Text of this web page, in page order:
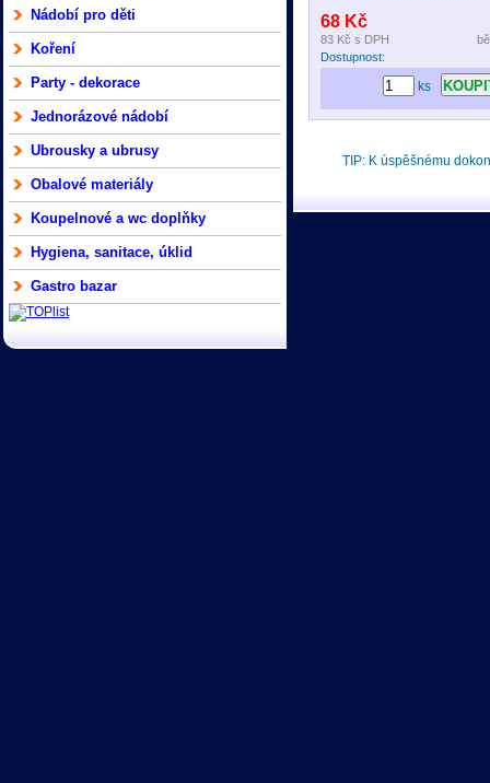
Nádobí pro děti
Koření
Party - dekorace
Jednorázové nádobí
Ubrousky a ubrusy
Obalové materiály
Koupelnové a wc doplňky
Hygiena, sanitace, úklid
Gastro bazar
68 Kč
83 Kč s DPH
Dostupnost:
ks
TIP: K úspěšnému